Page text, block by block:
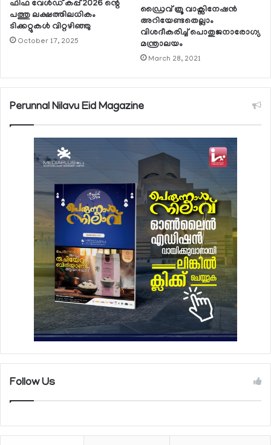
ഫിഫ വേള്‍ഡ് കപ്പ് 2026 ന്റെ
പത്തു ലക്ഷത്തിലധികം
ടിക്കറ്റുകള്‍ വിറ്റഴിഞ്ഞു
October 17, 2025
ഡ്രൈവ് ത്രൂ വാക്സിനേഷന്‍
അറിയേണ്ടതെല്ലാം
വിശദീകരിച്ച് പൊതുജനാരോഗ്യ
മന്ത്രാലയം
March 28, 2021
Perunnal Nilavu Eid Magazine
Follow Us